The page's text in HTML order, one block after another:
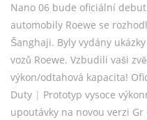
Nano 06 bude oficiální
automobily Roewe se
Šanghaji. Byly vydány
vozů Roewe. Vzbudili vaši
výkon/odtahová kapacita!
Duty | Prototyp vysoce
upoutávky na novou verzi